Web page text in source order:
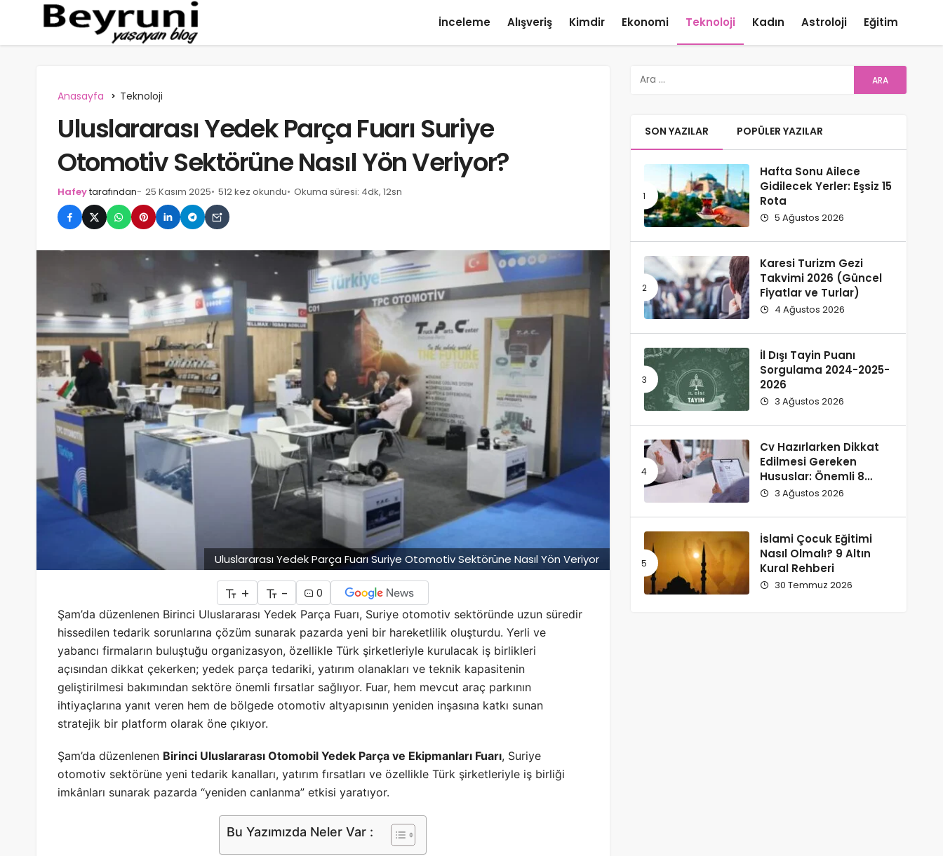
İnceleme Alışveriş Kimdir Ekonomi Teknoloji Kadın Astroloji Eğitim
Anasayfa Teknoloji
Uluslararası Yedek Parça Fuarı Suriye
Otomotiv Sektörüne Nasıl Yön Veriyor?
Hafeytarafından 25 Kasım 2025 512 kez okundu Okuma süresi: 4dk, 12sn
Uluslararası Yedek Parça Fuarı Suriye Otomotiv Sektörüne Nasıl Yön Veriyor
+ -
0
Şam’da düzenlenen Birinci Uluslararası Yedek Parça Fuarı, Suriye otomotiv sektöründe uzun süredir
hissedilen tedarik sorunlarına çözüm sunarak pazarda yeni bir hareketlilik oluşturdu. Yerli ve
yabancı firmaların buluştuğu organizasyon, özellikle Türk şirketleriyle kurulacak iş birlikleri
açısından dikkat çekerken; yedek parça tedariki, yatırım olanakları ve teknik kapasitenin
geliştirilmesi bakımından sektöre önemli fırsatlar sağlıyor. Fuar, hem mevcut araç parkının
ihtiyaçlarına yanıt veren hem de bölgede otomotiv altyapısının yeniden inşasına katkı sunan
stratejik bir platform olarak öne çıkıyor.
Şam’da düzenlenen Birinci Uluslararası Otomobil Yedek Parça ve Ekipmanları Fuarı, Suriye
otomotiv sektörüne yeni tedarik kanalları, yatırım fırsatları ve özellikle Türk şirketleriyle iş birliği
imkânları sunarak pazarda “yeniden canlanma” etkisi yaratıyor.
Bu Yazımızda Neler Var :
SON YAZILAR POPÜLER YAZILAR
Hafta Sonu Ailece
Gidilecek Yerler: Eşsiz 15
Rota
5 Ağustos 2026
Karesi Turizm Gezi
Takvimi​ 2026 (Güncel
Fiyatlar ve Turlar)
4 Ağustos 2026
İl Dışı Tayin Puanı
Sorgulama 2024-2025-
2026
3 Ağustos 2026
Cv Hazırlarken Dikkat
Edilmesi Gereken
Hususlar: Önemli 8
Husus
3 Ağustos 2026
İslami Çocuk Eğitimi
Nasıl Olmalı? 9 Altın
Kural Rehberi
30 Temmuz 2026